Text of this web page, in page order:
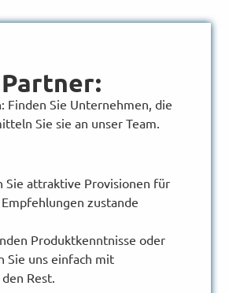
Finden Sie Unternehmen, die
Sie sie an unser Team.
Sie attraktive Provisionen für
zustande
Produktkenntnisse oder
Sie uns einfach mit
Rest.